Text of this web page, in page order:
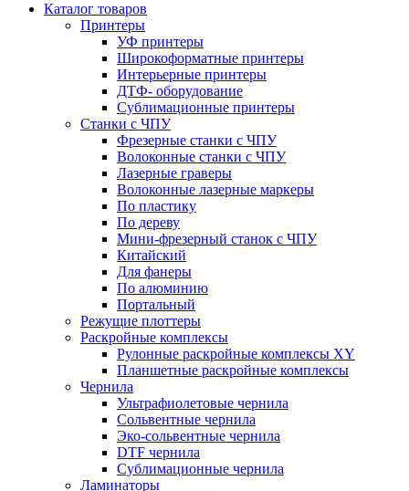
Каталог товаров
Принтеры
УФ принтеры
Широкоформатные принтеры
Интерьерные принтеры
ДТФ- оборудование
Сублимационные принтеры
Станки с ЧПУ
Фрезерные станки с ЧПУ
Волоконные станки с ЧПУ
Лазерные граверы
Волоконные лазерные маркеры
По пластику
По дереву
Мини-фрезерный станок с ЧПУ
Китайский
Для фанеры
По алюминию
Портальный
Режущие плоттеры
Раскройные комплексы
Рулонные раскройные комплексы XY
Планшетные раскройные комплексы
Чернила
Ультрафиолетовые чернила
Сольвентные чернила
Эко-сольвентные чернила
DTF чернила
Сублимационные чернила
Ламинаторы